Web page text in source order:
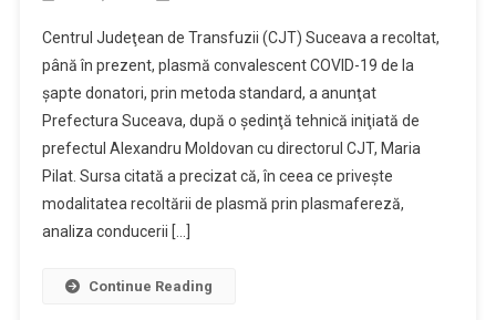
Centrul Judeţean de Transfuzii (CJT) Suceava a recoltat,
până în prezent, plasmă convalescent COVID-19 de la
şapte donatori, prin metoda standard, a anunţat
Prefectura Suceava, după o şedinţă tehnică iniţiată de
prefectul Alexandru Moldovan cu directorul CJT, Maria
Pilat. Sursa citată a precizat că, în ceea ce priveşte
modalitatea recoltării de plasmă prin plasmafereză,
analiza conducerii […]
Continue Reading